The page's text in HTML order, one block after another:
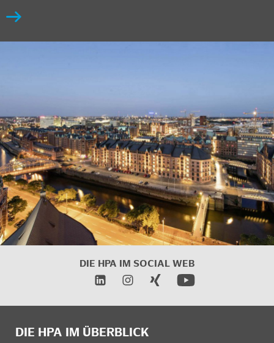
DIE HPA IM SOCIAL WEB
DIE HPA IM ÜBERBLICK